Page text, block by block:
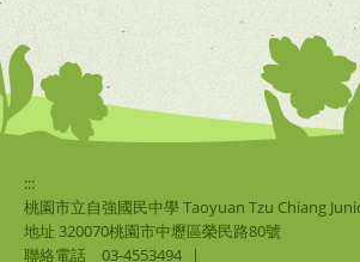
:::
桃園市立自強國民中學 Taoyuan Tzu Chiang
地址 320070桃園市中壢區榮民路80號
聯絡電話
03-4553494 |